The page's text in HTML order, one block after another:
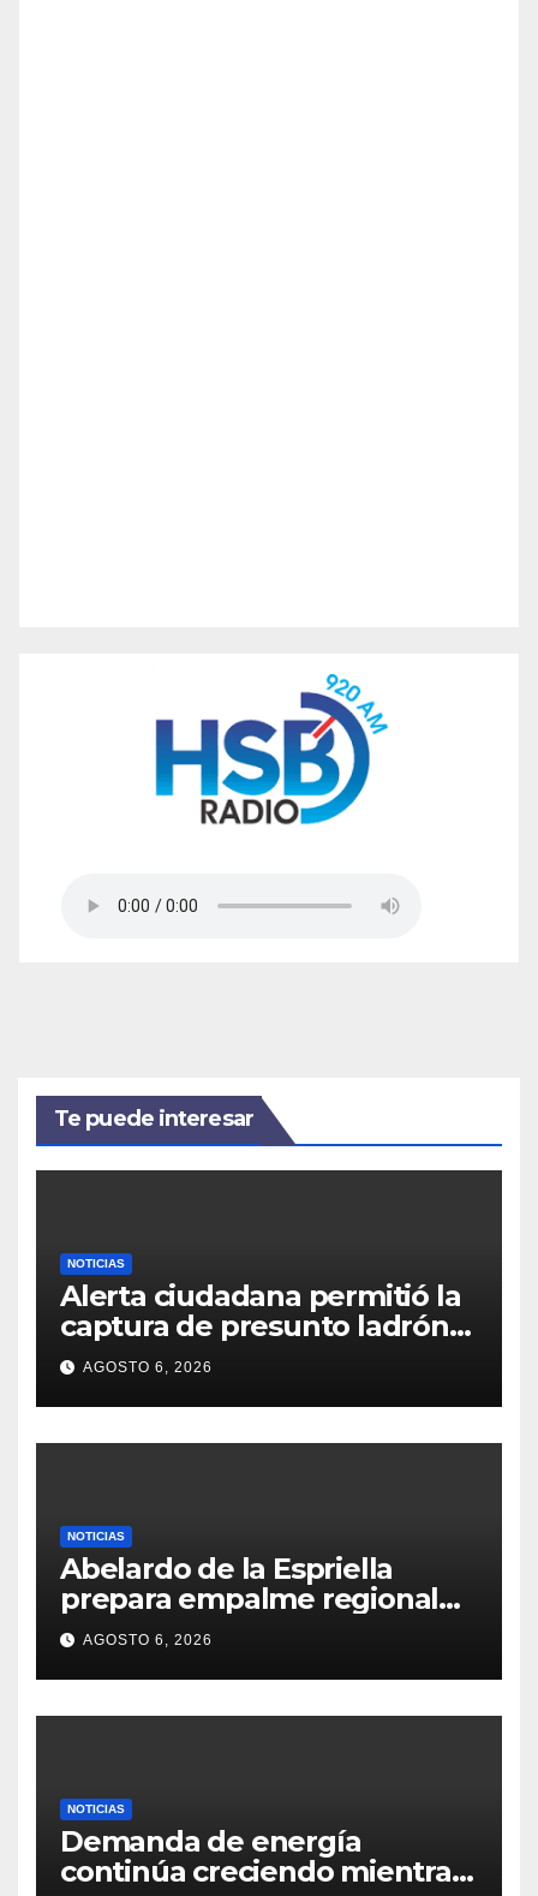
Te puede interesar
NOTICIAS
Alerta ciudadana permitió la
captura de presunto ladrón
de motocicletas
AGOSTO 6, 2026
NOTICIAS
Abelardo de la Espriella
prepara empalme regional
con Cundinamarca
AGOSTO 6, 2026
NOTICIAS
Demanda de energía
continúa creciendo mientras